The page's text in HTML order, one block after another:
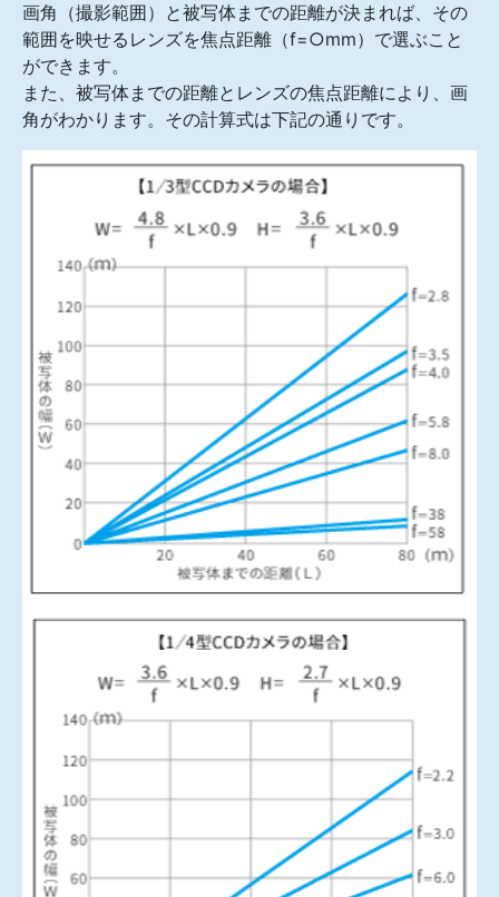
画角（撮影範囲）と被写体までの距離が決まれば、その
範囲を映せるレンズを焦点距離（f=○mm）で選ぶこと
ができます。
また、被写体までの距離とレンズの焦点距離により、画
角がわかります。その計算式は下記の通りです。